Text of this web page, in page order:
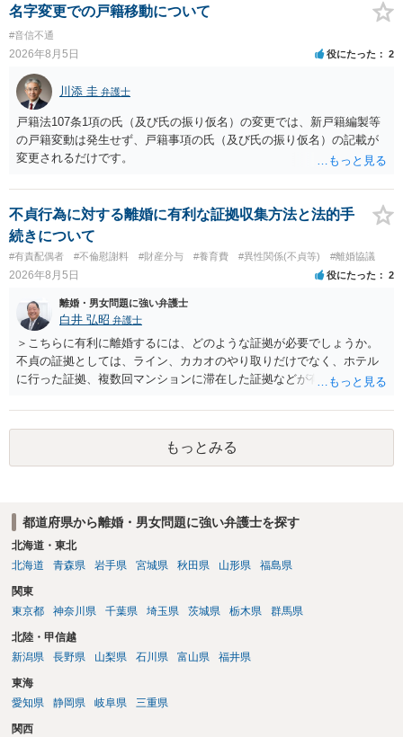
は、結局所轄だと思われますので、やはり結論は変わらないかもしれ
ないです。 一度、最寄りの「刑事に強い」とうたっている弁護士に相
談してみてはいかがでしょうか。 以上、ご参考まで。
名字変更での戸籍移動について
#音信不通
2026年8月5日 役にたった 2
川添 圭 弁護士
戸籍法107条1項の氏（及び氏の振り仮名）の変更では、新戸籍編製等
の戸籍変動は発生せず、戸籍事項の氏（及び氏の振り仮名）の記載が
変更されるだけです。
不貞行為に対する離婚に有利な証拠収集方法と法的手
続きについて
#有責配偶者 #不倫慰謝料 #財産分与 #養育費 #異性関係(不貞等) #離婚協議
2026年8月5日 役にたった 2
離婚・男女問題に強い弁護士
白井 弘昭 弁護士
＞こちらに有利に離婚するには、どのような証拠が必要でしょうか。
不貞の証拠としては、ライン、カカオのやり取りだけでなく、ホテル
に行った証拠、複数回マンションに滞在した証拠などが有効です。 不
婚する、慰謝料をとるなど）ことができると思われます。 ただし、不
貞発覚後、長期間同居を続けると、不貞を許したとの評価につながる
場合がありますので、ご注意ください。 以上、ご参考まで。
もっとみる
都道府県から離婚・男女問題に強い弁護士を探す
北海道・東北
北海道
青森県 岩手県 宮城県 秋田県 山形県 福島県
関東
東京都
神奈川県 千葉県 埼玉県 茨城県 栃木県 群馬県
北陸・甲信越
新潟県
長野県 山梨県 石川県 富山県 福井県
東海
愛知県
静岡県 岐阜県 三重県
関西